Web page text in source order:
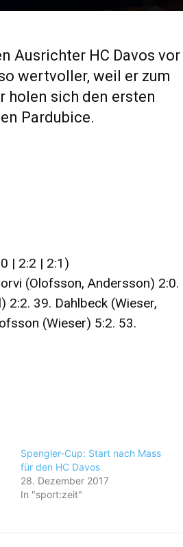
Ausrichter HC Davos vor
wertvoller, weil er zum
holen sich den ersten
Pardubice.
| 2:2 | 2:1)
(Olofsson, Andersson) 2:0.
2:2. 39. Dahlbeck (Wieser,
(Wieser) 5:2. 53.
Spengler-Cup: Start nach Mass
für den HC Davos
28. Dezember 2017
In "sport:zeit"